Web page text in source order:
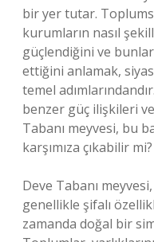
bir yer tutar.
kurumların nasıl
güçlendiğini ve
ettiğini anlamak,
temel
benzer güç ilişkileri
Tabanı meyvesi, bu
karşımıza çıkabilir mi?
Deve Tabanı
genellikle şifalı
zamanda doğal bir